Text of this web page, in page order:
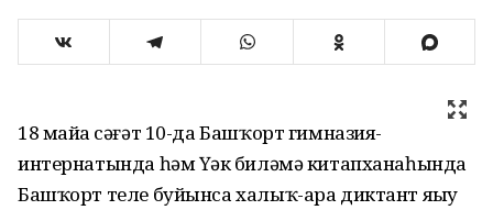
18 майҙа сәғәт 10-да Башҡорт гимназия-
интернатында һәм Үҙәк биләмә китапханаһында
Башҡорт теле буйынса халыҡ-ара диктант яҙыу